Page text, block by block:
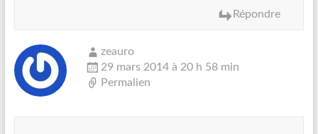
Répondre
zeauro
29 mars 2014 à 20 h 58 min
Permalien